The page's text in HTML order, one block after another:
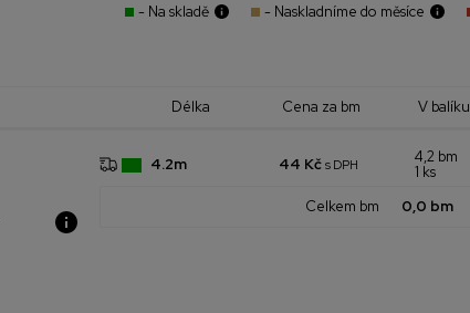
- Na skladě - Naskladníme do měsíce
Délka Cena za bm V balíku
4.2m 44 Kč s DPH
4,2 bm
1 ks
Celkem bm 0,0 bm